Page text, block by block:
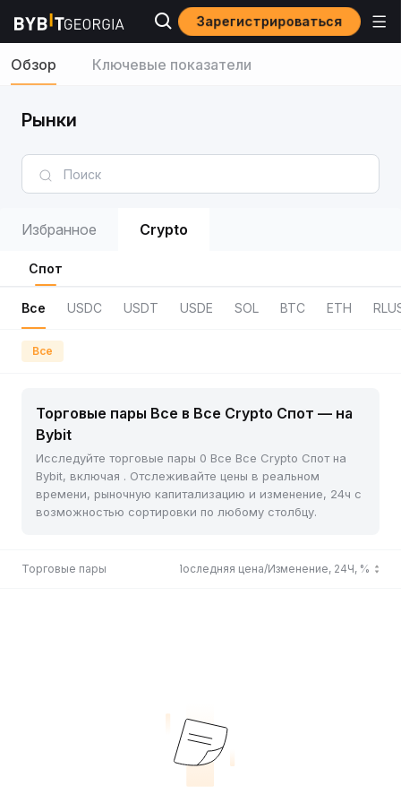
Зарегистрироваться
Обзор Ключевые показатели
Рынки
Избранное Crypto
Спот
Все USDC USDT USDE SOL BTC ETH
Все
Торговые пары Все в Все Crypto Спот — на
Bybit
Исследуйте торговые пары 0 Все Все Crypto Спот на
Bybit, включая . Отслеживайте цены в реальном
времени, рыночную капитализацию и изменение, 24ч с
возможностью сортировки по любому столбцу.
Торговые пары Последняя цена/Изменение, 24Ч, %